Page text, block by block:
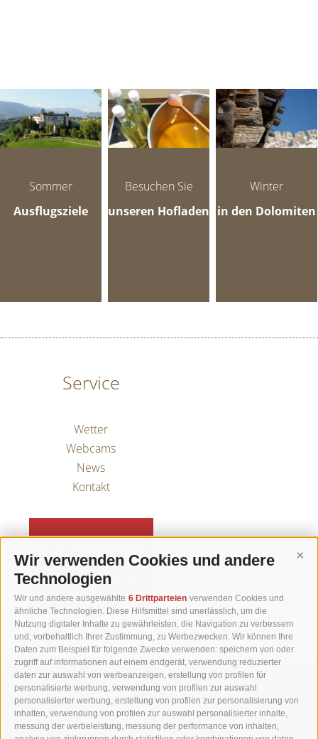
Wir verwenden Cookies und andere
Technologien
Wir und andere ausgewählte 6 Drittparteien verwenden Cookies und
ähnliche Technologien. Diese Hilfsmittel sind unerlässlich, um die
Nutzung digitaler Inhalte zu gewährleisten, die Navigation zu verbessern
und, vorbehaltlich Ihrer Zustimmung, zu Werbezwecken. Wir können Ihre
Daten zum Beispiel für folgende Zwecke verwenden: speichern von oder
zugriff auf informationen auf einem endgerät, verwendung reduzierter
daten zur auswahl von werbeanzeigen, erstellung von profilen für
personalisierte werbung, verwendung von profilen zur auswahl
personalisierter werbung, erstellung von profilen zur personalisierung von
inhalten, verwendung von profilen zur auswahl personalisierter inhalte,
messung der werbeleistung, messung der performance von inhalten,
Sommer
Ausflugsziele
Besuchen Sie
unseren Hofladen
Winter
in den Dolomiten
Service
Wetter
Webcams
News
Kontakt
Newsletter
bestellen
Matzhof
Karerseestraße 42